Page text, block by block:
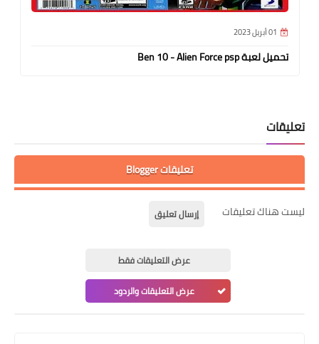
01 أبريل 2023
تحميل لعبة Ben 10 - Alien Force psp
تعليقات
تعليقات Blogger
ليست هناك تعليقات إرسال تعليق
عرض التعليقات فقط
عرض التعليقات والردود